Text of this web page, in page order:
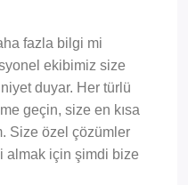
fazla bilgi mi
ekibimiz size
duyar. Her türlü
geçin, size en kısa
Size özel çözümler
almak için şimdi bize